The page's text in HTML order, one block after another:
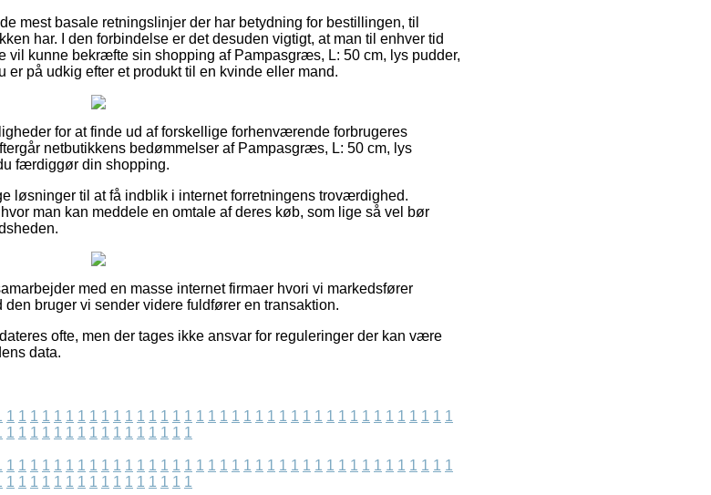
mest basale retningslinjer der har betydning for bestillingen, til
har. I den forbindelse er det desuden vigtigt, at man til enhver tid
vil kunne bekræfte sin shopping af Pampasgræs, L: 50 cm, lys pudder,
er på udkig efter et produkt til en kvinde eller mand.
for at finde ud af forskellige forhenværende forbrugeres
netbutikkens bedømmelser af Pampasgræs, L: 50 cm, lys
færdiggør din shopping.
løsninger til at få indblik i internet forretningens troværdighed.
man kan meddele en omtale af deres køb, som lige så vel bør
med en masse internet firmaer hvori vi markedsfører
bruger vi sender videre fuldfører en transaktion.
ofte, men der tages ikke ansvar for reguleringer der kan være
data.
1 1 1 1 1 1 1 1 1 1 1 1 1 1 1 1 1 1 1 1 1 1 1 1 1 1 1 1 1 1 1 1 1 1 1 1 1 1
1 1 1 1 1 1 1 1 1 1 1 1 1 1 1 1
1 1 1 1 1 1 1 1 1 1 1 1 1 1 1 1 1 1 1 1 1 1 1 1 1 1 1 1 1 1 1 1 1 1 1 1 1 1
1 1 1 1 1 1 1 1 1 1 1 1 1 1 1 1